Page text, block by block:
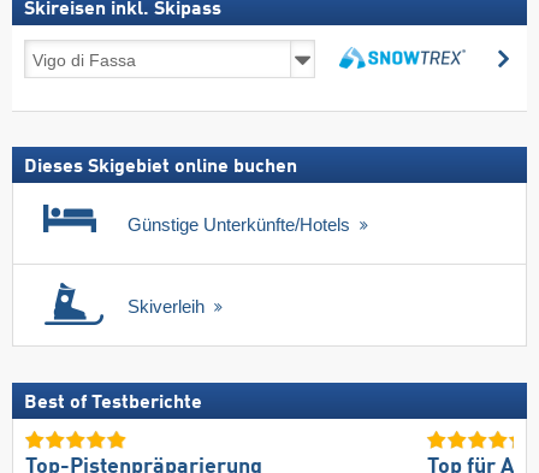
Skireisen inkl. Skipass
inkl.
Dieses Skigebiet online buchen
Günstige Unterkünfte/Hotels
Skiverleih
Best of Testberichte
Top-Pistenpräparierung Top für